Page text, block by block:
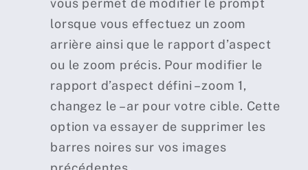
vous permet de modifier le prompt
lorsque vous effectuez un zoom
arrière ainsi que le rapport d’aspect
ou le zoom précis. Pour modifier le
rapport d’aspect défini –zoom 1,
changez le –ar pour votre cible. Cette
option va essayer de supprimer les
barres noires sur vos images